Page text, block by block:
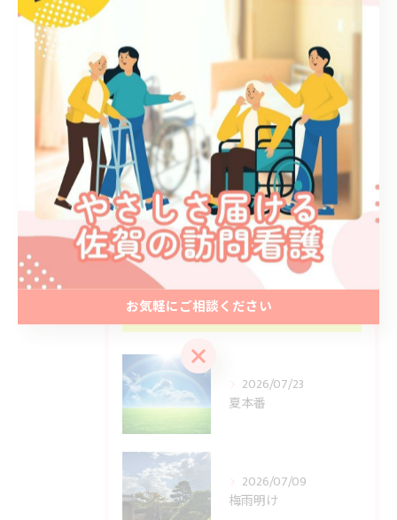
< 前のページ 次のページ >
カテゴリー Categories
全てのカテゴリー
ブログ
お知らせ
最近の投稿 Recent Posts
2026/07/23
夏本番
2026/07/09
梅雨明け
お気軽にご相談ください
お気軽にご相談ください